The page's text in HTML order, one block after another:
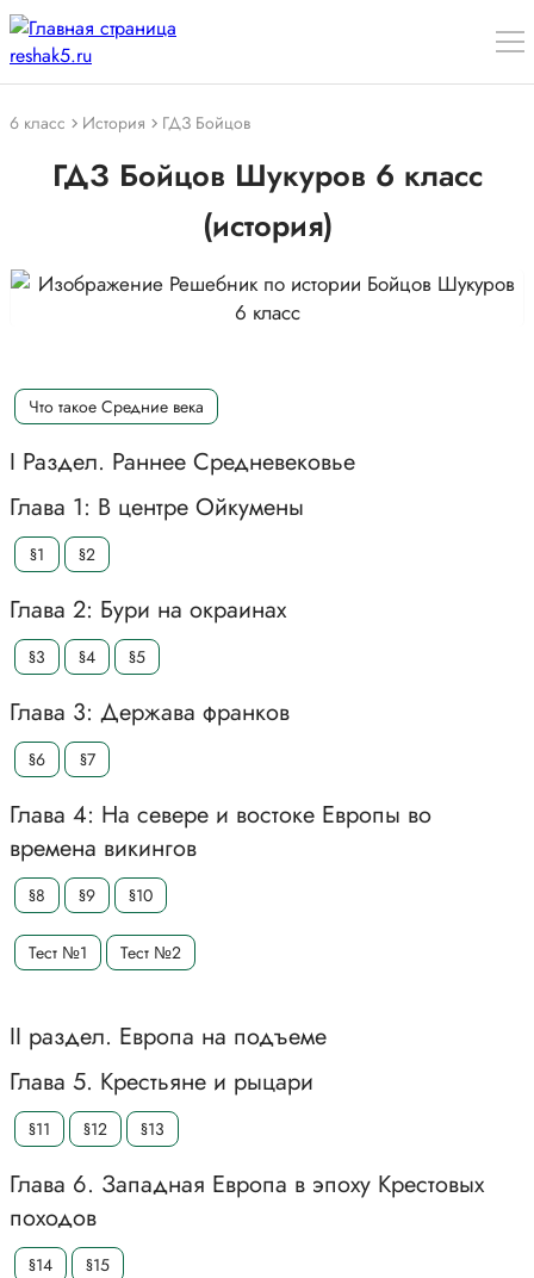
6 класс История ГДЗ Бойцов
ГДЗ Бойцов Шукуров 6 класс
(история)
Что такое Средние века
I Раздел. Раннее Средневековье
Глава 1: В центре Ойкумены
§1 §2
Глава 2: Бури на окраинах
§3 §4 §5
Глава 3: Держава франков
§6 §7
Глава 4: На севере и востоке Европы во
времена викингов
§8 §9 §10
Тест №1 Тест №2
II раздел. Европа на подъеме
Глава 5. Крестьяне и рыцари
§11 §12 §13
Глава 6. Западная Европа в эпоху Крестовых
походов
§14 §15